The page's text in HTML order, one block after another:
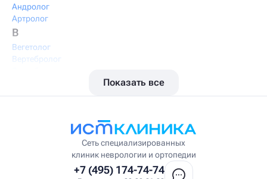
Андролог
Артролог
В
Вегетолог
Вертебролог
Висцеральный массажист
Врач интегративной медицины
Врач первичного приёма
Показать все
Сеть специализированных
клиник неврологии и ортопедии
+7 (495) 174-74-74